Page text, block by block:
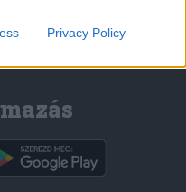
Privacy Policy